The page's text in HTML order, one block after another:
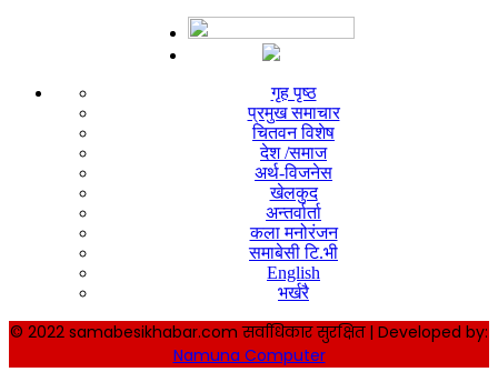
गृह पृष्ठ
प्रमुख समाचार
चितवन विशेष
देश /समाज
अर्थ-विजनेस
खेलकुद
अन्तर्वार्ता
कला मनोरंजन
समाबेसी टि.भी
English
भर्खरै
© 2022 samabesikhabar.com सर्वाधिकार सुरक्षित | Developed by:
Namuna Computer